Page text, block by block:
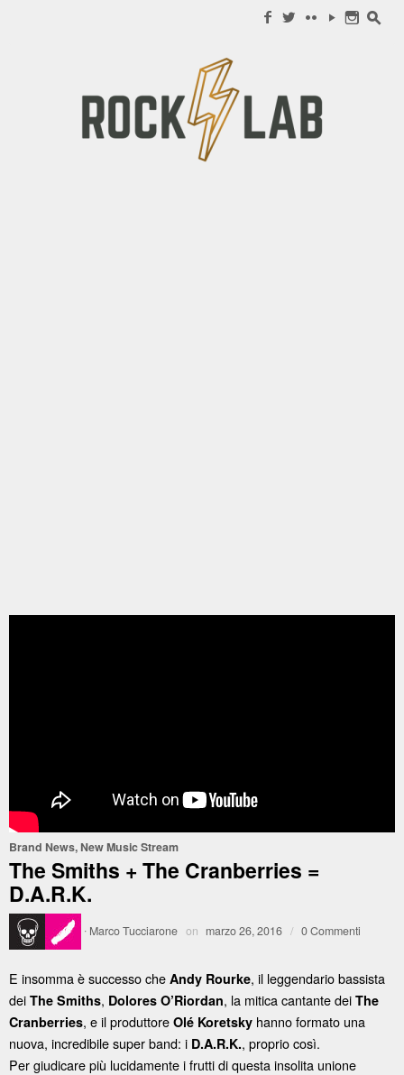
f w c y n s
Brand News, New Music Stream
The Smiths + The Cranberries =
D.A.R.K.
· Marco Tucciarone on marzo 26, 2016 / 0 Commenti
E insomma è successo che Andy Rourke, il leggendario bassista
dei The Smiths, Dolores O’Riordan, la mitica cantante dei The
Cranberries, e il produttore Olé Koretsky hanno formato una
nuova, incredibile super band: i D.A.R.K., proprio così.
Per giudicare più lucidamente i frutti di questa insolita unione